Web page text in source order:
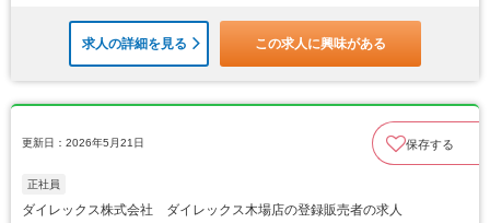
求人の詳細を見る この求人に興味がある
更新日：2026年5月21日 保存する
正社員
ダイレックス株式会社 ダイレックス木場店の登録販売者の求人